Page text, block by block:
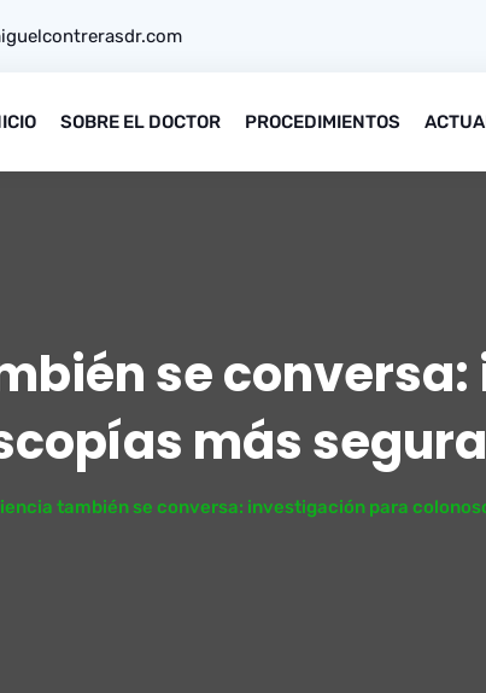
SOBRE EL DOCTOR PROCEDIMIENTOS
se
más
también se conversa: investigación para